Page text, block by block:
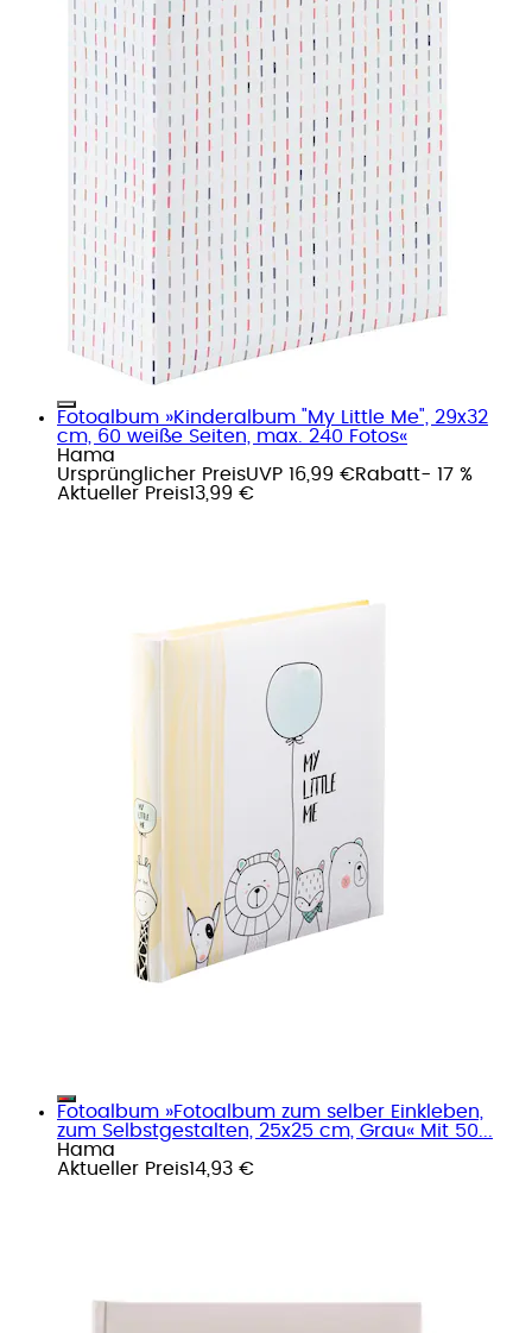
Fotoalbum »Kinderalbum "My Little Me", 29x32
cm, 60 weiße Seiten, max. 240 Fotos«
Hama
Ursprünglicher PreisUVP 16,99 €Rabatt- 17 %
Aktueller Preis13,99 €
Fotoalbum »Fotoalbum zum selber Einkleben,
zum Selbstgestalten, 25x25 cm, Grau« Mit 50...
Hama
Aktueller Preis14,93 €